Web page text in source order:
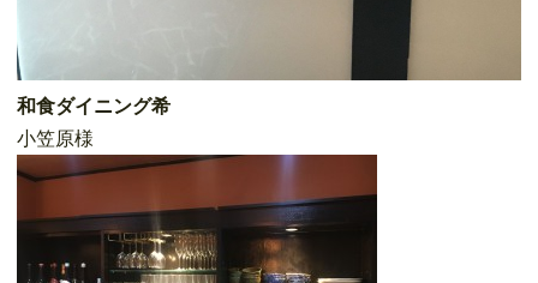
和食ダイニング希
小笠原様